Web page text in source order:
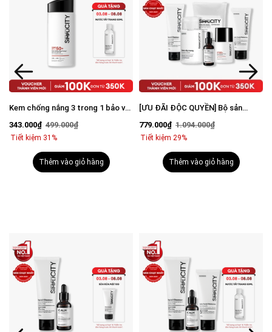
Kem chống nắng 3 trong 1 bảo vệ
với SPF 50+ PA++++
343.000₫ 499.000₫
Tiết kiệm 31%
Thêm vào giỏ hàng
[ƯU ĐÃI ĐỘC QUYỀN] Bộ sản
cho nam
779.000₫ 1.094.000₫
Tiết kiệm 29%
Thêm vào giỏ hàng